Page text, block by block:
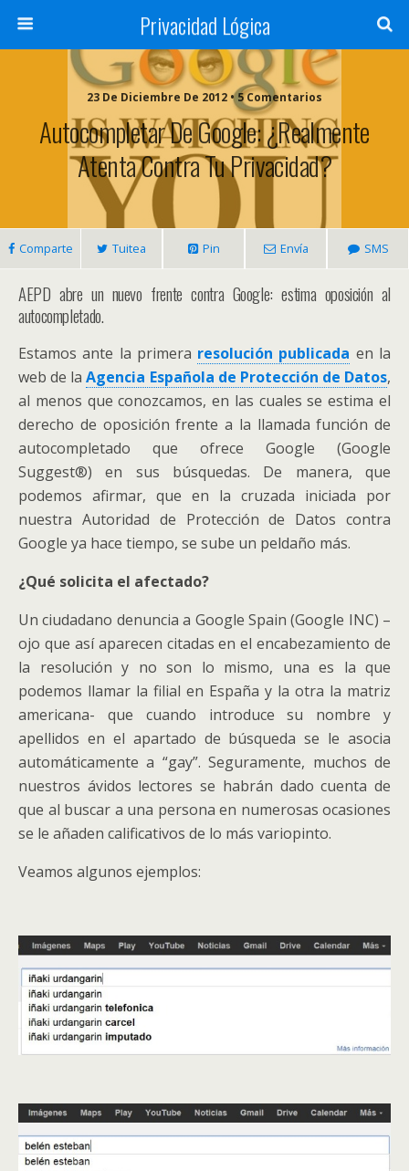
Privacidad Lógica
23 De Diciembre De 2012 • 5 Comentarios
Autocompletar De Google: ¿Realmente
Atenta Contra Tu Privacidad?
Comparte Tuitea Pin Envía SMS
AEPD abre un nuevo frente contra Google: estima oposición al
autocompletado.
Estamos ante la primera resolución publicada en la
web de laAgencia Española de Protección de Datos,
al menos que conozcamos, en las cuales se estima el
derecho de oposición frente a la llamada función de
autocompletado que ofrece Google (Google
Suggest®) en sus búsquedas. De manera, que
podemos afirmar, que en la cruzada iniciada por
nuestra Autoridad de Protección de Datos contra
Google ya hace tiempo, se sube un peldaño más.
¿Qué solicita el afectado?
Un ciudadano denuncia a Google Spain (Google INC) –
ojo que así aparecen citadas en el encabezamiento de
la resolución y no son lo mismo, una es la que
podemos llamar la filial en España y la otra la matriz
americana- que cuando introduce su nombre y
apellidos en el apartado de búsqueda se le asocia
automáticamente a “gay”. Seguramente, muchos de
nuestros ávidos lectores se habrán dado cuenta de
que al buscar a una persona en numerosas ocasiones
se le añaden calificativos de lo más variopinto.
Veamos algunos ejemplos: